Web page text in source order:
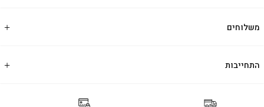
משלוחים
התחייבות